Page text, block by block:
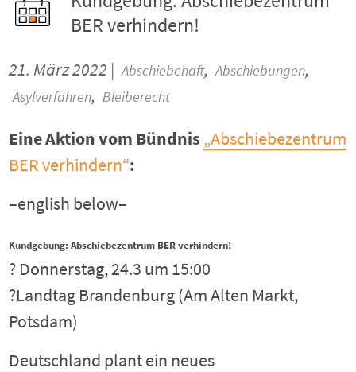
BER verhindern!
21. März 2022 | Abschiebehaft, Abschiebungen,
Asylverfahren, Bleiberecht
Eine Aktion vom Bündnis „Abschiebezentrum
BER verhindern“:
–english below–
Kundgebung: Abschiebezentrum BER verhindern!
? Donnerstag, 24.3 um 15:00
?Landtag Brandenburg (Am Alten Markt,
Potsdam)
Deutschland plant ein neues